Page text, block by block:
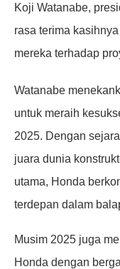
Koji Watanabe,
rasa terima
mereka terhadap
Watanabe
untuk meraih
2025. Dengan
juara dunia
utama, Honda
terdepan dalam
Musim 2025 juga
Honda dengan